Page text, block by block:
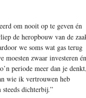
om nooit op te geven én
de heropbouw van de
we soms wat gas terug
moesten zwaar investeren
periode meer dan je
wie ik vertrouwen heb
dichterbij.”